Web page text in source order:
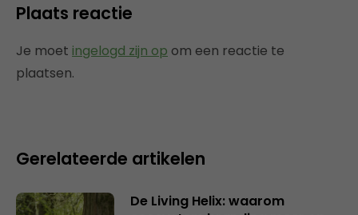
Plaats reactie
Je moet ingelogd zijn op om een reactie te
plaatsen.
Gerelateerde artikelen
De Living Helix: waarom